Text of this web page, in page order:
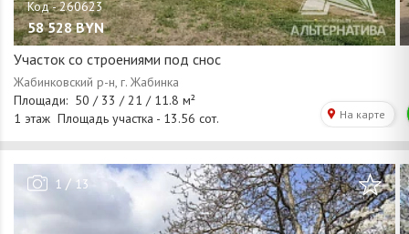
58 528 BYN
Участок со строениями под снос
1 /13